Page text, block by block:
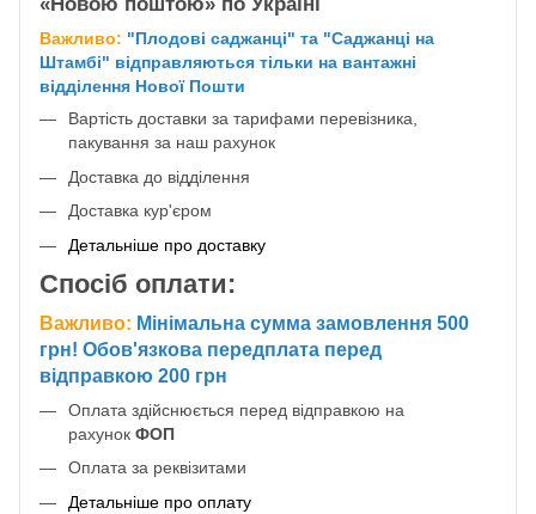
«Новою поштою» по Україні
Важливо: "Плодові саджанці" та "Саджанці на
Штамбі" відправляються тільки на вантажні
відділення Нової Пошти
Вартість доставки за тарифами перевізника,
пакування за наш рахунок
Доставка до відділення
Доставка кур'єром
Детальніше про доставку
Спосіб оплати:
Важливо: Мінімальна сумма замовлення 500
грн! Обов'язкова передплата перед
відправкою 200 грн
Оплата здійснюється перед відправкою на
рахунок ФОП
Оплата за реквізитами
Детальніше про оплату